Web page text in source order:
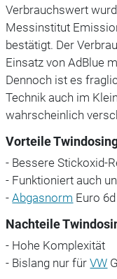
Verbrauchswert
Messinstitut
bestätigt. Der
Einsatz von AdBlue
Dennoch ist es
Technik auch im
wahrscheinlich
Vorteile
- Bessere Stickoxid-
- Funktioniert auch
-Abgasnorm Euro
Nachteile
- Hohe Komplexität
- Bislang nur fürVW